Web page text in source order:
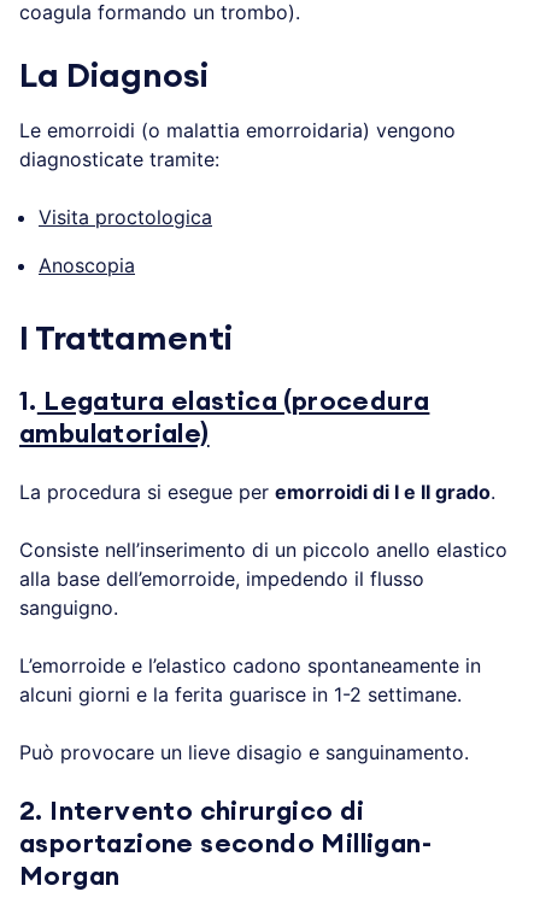
coagula formando un trombo).
La Diagnosi
Le emorroidi (o malattia emorroidaria) vengono
diagnosticate tramite:
Visita proctologica
Anoscopia
I Trattamenti
1. Legatura elastica (procedura
ambulatoriale)
La procedura si esegue per emorroidi di I e II grado.
Consiste nell’inserimento di un piccolo anello elastico
alla base dell’emorroide, impedendo il flusso
sanguigno.
L’emorroide e l’elastico cadono spontaneamente in
alcuni giorni e la ferita guarisce in 1-2 settimane.
Può provocare un lieve disagio e sanguinamento.
2. Intervento chirurgico di
asportazione secondo Milligan-
Morgan